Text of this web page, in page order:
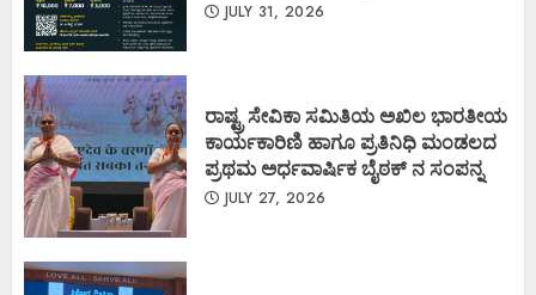
JULY 31, 2026
ರಾಷ್ಟ್ರ ಸೇವಿಕಾ ಸಮಿತಿಯ ಅಖಿಲ ಭಾರತೀಯ
ಕಾರ್ಯಕಾರಿಣಿ ಹಾಗೂ ಪ್ರತಿನಿಧಿ ಮಂಡಲದ
ಪ್ರಥಮ ಅರ್ಧವಾರ್ಷಿಕ ಬೈಠಕ್ ನ ಸಂಪನ್ನ
JULY 27, 2026